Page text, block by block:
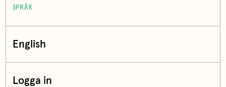
SPRÅK
English
Logga in